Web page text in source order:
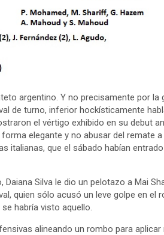
argentino. Y no precisamente por la
de turno, inferior hockísticamente
el vértigo exhibido en su debut
elegante y no abusar del remate
italianas, que el sábado habían
Silva le dio un pelotazo a Mai
quien sólo acusó un leve golpe en el
habría visto aquello.
alineando un rombo para aplicar